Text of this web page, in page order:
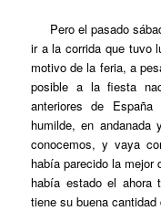
Pero el pasado
ir a la corrida que tuvo
motivo de la feria, a
posible a la fiesta
anteriores de
humilde, en
conocemos, y vaya
había parecido la mejor
había estado el ahora
tiene su buena